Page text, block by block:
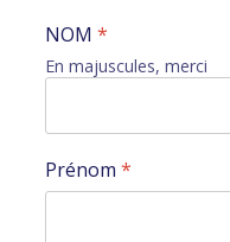
NOM *
En majuscules, merci
Prénom *